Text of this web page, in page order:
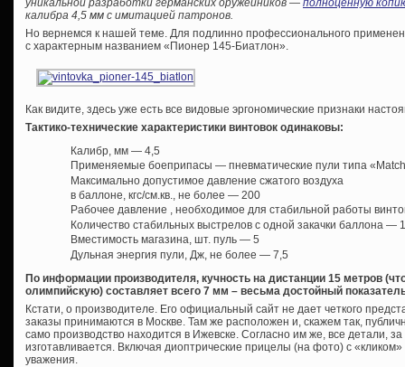
калибра 4,5 мм с имитацией патронов.
Но вернемся к нашей теме. Для подлинно профессионального
с характерным названием «Пионер 145-Биатлон».
Как видите, здесь уже есть все видовые эргономические признаки
Тактико-технические характеристики винтовок одинаковы:
Калибр, мм — 4,5
Применяемые боеприпасы — пневматические пули типа
Максимально допустимое давление сжатого воздуха
в баллоне, кгс/см.кв., не более — 200
Рабочее давление , необходимое для стабильной работы
Количество стабильных выстрелов с одной закачки баллона —
Вместимость магазина, шт. пуль — 5
Дульная энергия пули, Дж, не более — 7,5
По информации производителя, кучность на дистанции 15 метров
олимпийскую) составляет всего 7 мм – весьма достойный
Кстати, о производителе. Его официальный сайт не дает четкого
заказы принимаются в Москве. Там же расположен и, скажем так,
само производство находится в Ижевске. Согласно им же, все детали,
изготавливается. Включая диоптрические прицелы (на фото) с
уважения.